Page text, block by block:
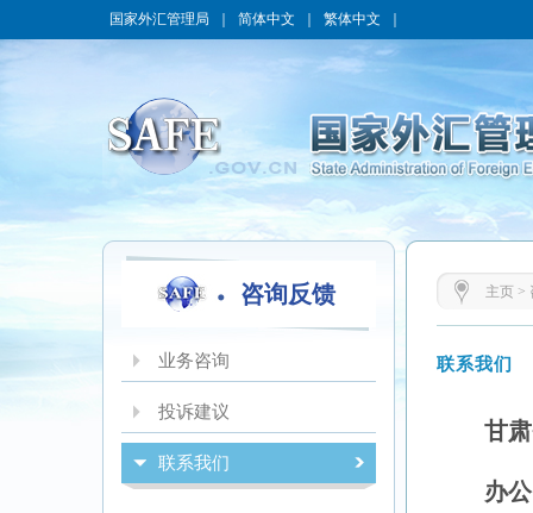
国家外汇管理局 简体中文 繁体中文
咨询反馈
业务咨询
投诉建议
联系我们
主页 >
联系我们
甘
办